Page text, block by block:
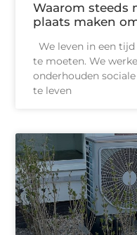
Waarom steeds
plaats maken
We leven in een
te moeten. We
onderhouden
te leven